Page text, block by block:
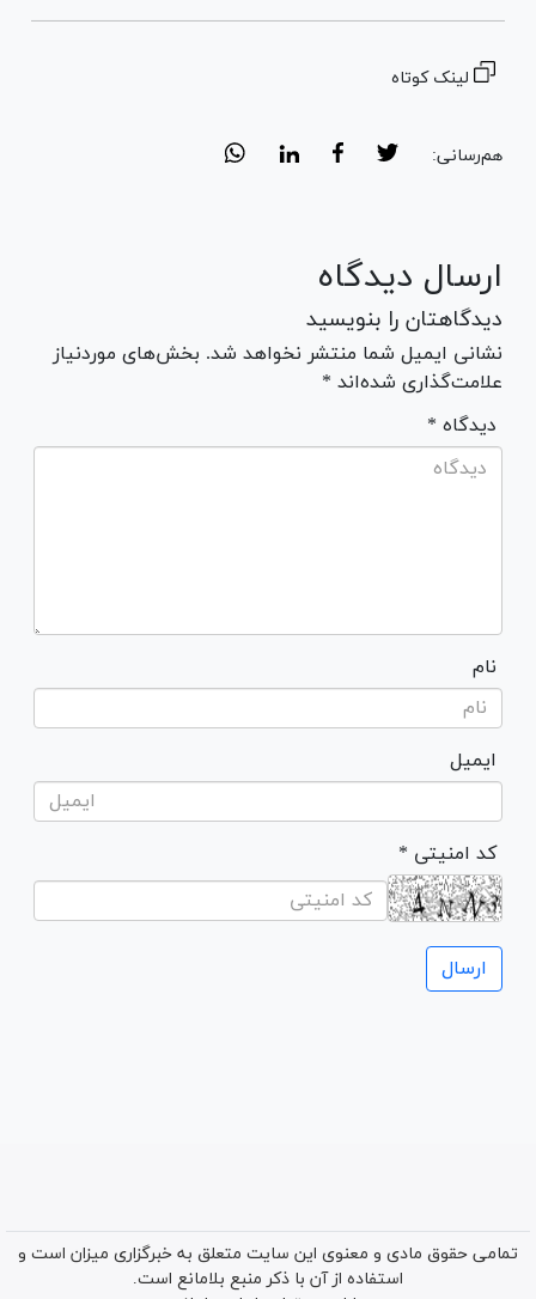
لینک کوتاه
هم‌رسانی:
ارسال دیدگاه
دیدگاهتان را بنویسید
نشانی ایمیل شما منتشر نخواهد شد. بخش‌های موردنیاز
علامت‌گذاری شده‌اند *
* دیدگاه
نام
ایمیل
* کد امنیتی
تمامی حقوق مادی و معنوی این سایت متعلق به خبرگزاری میزان است و
استفاده از آن با ذکر منبع بلامانع است.